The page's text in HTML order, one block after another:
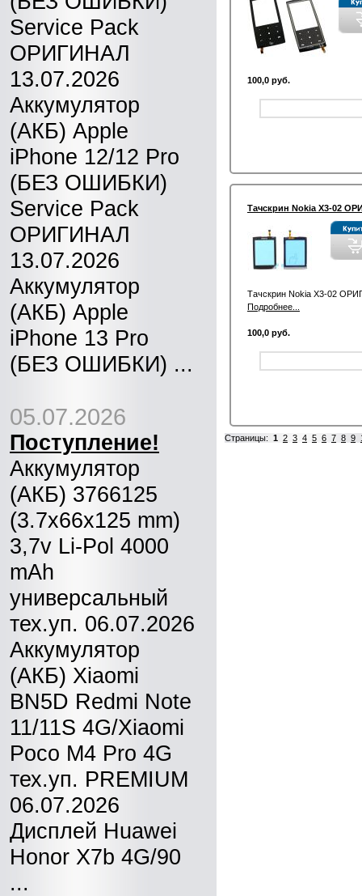
Service Pack
ОРИГИНАЛ
13.07.2026
Аккумулятор
(АКБ) Apple
iPhone 12/12 Pro
(БЕЗ ОШИБКИ)
Service Pack
ОРИГИНАЛ
13.07.2026
Аккумулятор
(АКБ) Apple
iPhone 13 Pro
(БЕЗ ОШИБКИ) ...
05.07.2026
Поступление!
Аккумулятор
(АКБ) 3766125
(3.7x66x125 mm)
3,7v Li-Pol 4000
mAh
универсальный
тех.уп. 06.07.2026
Аккумулятор
(АКБ) Xiaomi
BN5D Redmi Note
11/11S 4G/Xiaomi
Poco M4 Pro 4G
тех.уп. PREMIUM
06.07.2026
Дисплей Huawei
Honor X7b 4G/90
...
100,0 руб.
Тачскрин Nokia X3-02
Тачскрин Nokia X3-02
Подробнее...
100,0 руб.
Страницы: 1 2 3 4 5 6 7 8 9